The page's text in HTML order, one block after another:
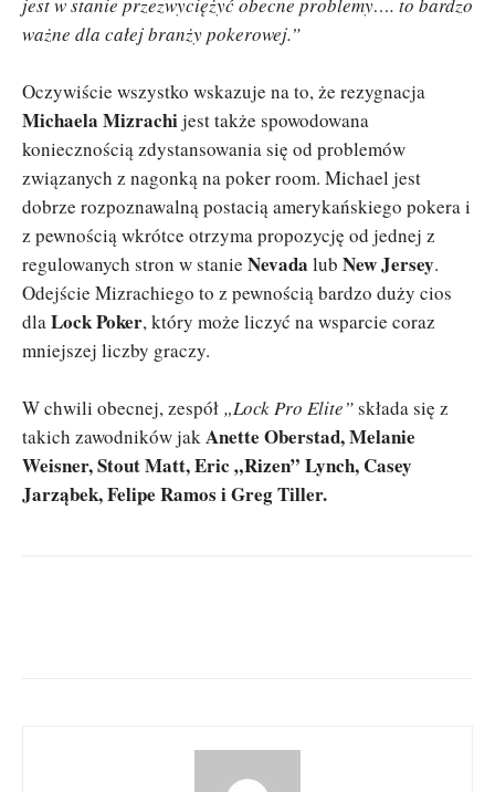
ważne dla całej branży pokerowej.”
Oczywiście wszystko wskazuje na to, że rezygnacja
Michaela Mizrachijest także spowodowana
koniecznością zdystansowania się od problemów
związanych z nagonką na poker room. Michael jest
dobrze rozpoznawalną postacią amerykańskiego pokera i
z pewnością wkrótce otrzyma propozycję od jednej z
regulowanych stron w stanie Nevada lub New Jersey.
Odejście Mizrachiego to z pewnością bardzo duży cios
dlaLock Poker, który może liczyć na wsparcie coraz
mniejszej liczby graczy.
W chwili obecnej, zespół „Lock Pro Elite”składa się z
takich zawodników jakAnette Oberstad, Melanie
Weisner, Stout Matt, Eric „Rizen” Lynch, Casey
Jarząbek, Felipe Ramos i Greg Tiller.